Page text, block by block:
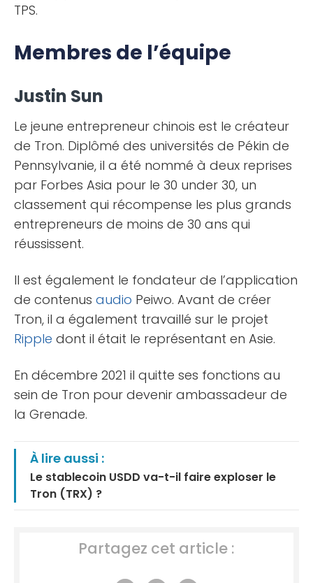
TPS.
Membres de l’équipe
Justin Sun
Le jeune entrepreneur chinois est le créateur
de Tron. Diplômé des universités de Pékin de
Pennsylvanie, il a été nommé à deux reprises
par Forbes Asia pour le 30 under 30, un
classement qui récompense les plus grands
entrepreneurs de moins de 30 ans qui
réussissent.
Il est également le fondateur de l’application
de contenus audio Peiwo. Avant de créer
Tron, il a également travaillé sur le projet
Ripple dont il était le représentant en Asie.
En décembre 2021 il quitte ses fonctions au
sein de Tron pour devenir ambassadeur de
la Grenade.
À lire aussi :
Le stablecoin USDD va-t-il faire exploser le
Tron (TRX) ?
Partagez cet article :